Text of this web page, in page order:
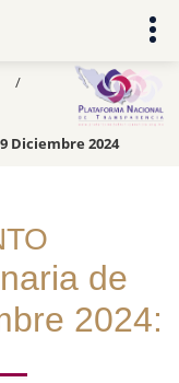
Diciembre 2024
de
2024: